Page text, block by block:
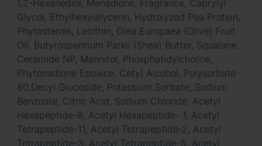
1,2-Hexanediol, Menadione, Fragrance, Caprylyl
Glycol, Ethylhexylalycerin, Hydrolyzed Pea Protein,
Phytosterols, Lecithin, Olea Europaea (Olive) Fruit
Oil, Butyrospermum Parkii (Shea) Butter, Squalane,
Ceramide NP, Mannitol, Phosphatidylcholine,
Phytonadione Epoxice, Cety| Alcohol, Polysorbate
80,Decyl Glucoside, Potassium Sorbate, Sodium
Benzoate, Citric Acid, Sodium Chloride, Acetyl
Hexapeptide-8, Acetyl Hexapeptide- 1, Acetyl
Tetrapeptide-11, Acetyl Tetrapeptide-2, Acetyl
Tetrapeptide-3, Acetyl Tetrapeptide-5, Acetyl